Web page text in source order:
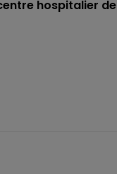
hospitalier de